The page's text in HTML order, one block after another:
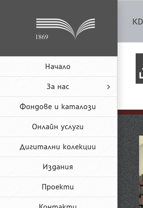
Начало
За нас
Фондове и каталози
Онлайн услуги
Дигитални колекции
Издания
Проекти